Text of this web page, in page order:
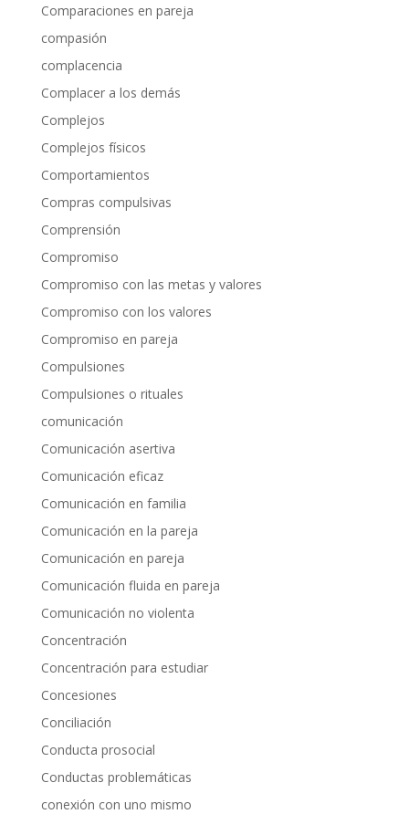
Comparaciones en pareja
compasión
complacencia
Complacer a los demás
Complejos
Complejos físicos
Comportamientos
Compras compulsivas
Comprensión
Compromiso
Compromiso con las metas y valores
Compromiso con los valores
Compromiso en pareja
Compulsiones
Compulsiones o rituales
comunicación
Comunicación asertiva
Comunicación eficaz
Comunicación en familia
Comunicación en la pareja
Comunicación en pareja
Comunicación fluida en pareja
Comunicación no violenta
Concentración
Concentración para estudiar
Concesiones
Conciliación
Conducta prosocial
Conductas problemáticas
conexión con uno mismo